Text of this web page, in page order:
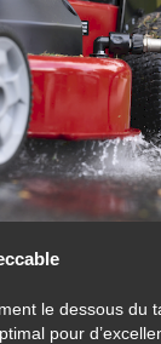
le dessous du
pour